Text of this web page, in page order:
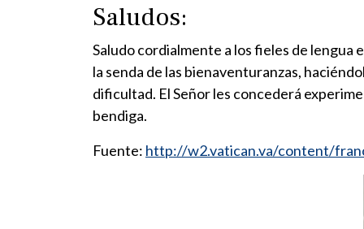
Saludos:
Saludo cordialmente a los fieles de lengua
la senda de las bienaventuranzas,
dificultad. El Señor les concederá
bendiga.
Fuente: http://w2.vatican.va/content/